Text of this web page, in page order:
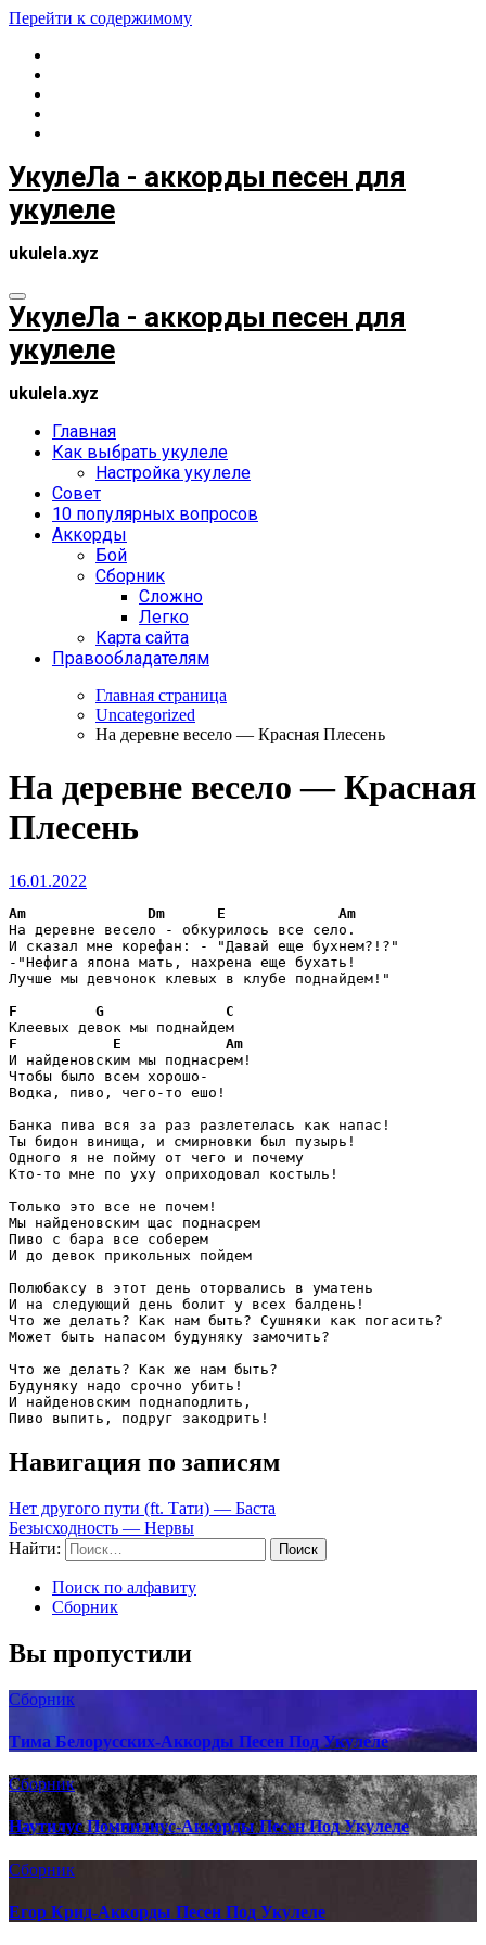
Перейти к содержимому
УкулеЛа - аккорды песен для
укулеле
ukulela.xyz
УкулеЛа - аккорды песен для
укулеле
ukulela.xyz
Главная
Как выбрать укулеле
Настройка укулеле
Совет
10 популярных вопросов
Аккорды
Бой
Сборник
Сложно
Легко
Карта сайта
Правообладателям
Главная страница
Uncategorized
На деревне весело — Красная Плесень
На деревне весело — Красная
Плесень
16.01.2022
Am Dm E
Am
На деревне весело - обкурилось все село.
И сказал мне корефан: - "Давай еще бухнем?!?"
-"Нефига япона мать, нахрена еще бухать!
Лучше мы девчонок клевых в клубе поднайдем!"
F
G
C
F
E
Am
И найденовским мы поднасрем!
Чтобы было всем хорошо-
Водка, пиво, чего-то ешо!
Банка пива вся за раз разлетелась как напас!
Ты бидон винища, и смирновки был пузырь!
Одного я не пойму от чего и почему
Кто-то мне по уху оприходовал костыль!
Только это все не почем!
Мы найденовским щас поднасрем
Пиво с бара все соберем
И до девок прикольных пойдем
Полюбаксу в этот день оторвались в уматень
И на следующий день болит у всех балдень!
Что же делать? Как нам быть? Сушняки как погасить?
Может быть напасом будуняку замочить?
Что же делать? Как же нам быть?
Будуняку надо срочно убить!
И найденовским поднаподлить,
Пиво выпить, подруг закодрить!
Навигация по записям
Нет другого пути (ft. Тати) — Баста
Безысходность — Нервы
Найти:
Поиск по алфавиту
Сборник
Вы пропустили
Сборник
Тима Белорусских-Аккорды Песен Под Укулеле
Сборник
Наутилус Помпилиус-Аккорды Песен Под Укулеле
Сборник
Егор Крид-Аккорды Песен Под Укулеле